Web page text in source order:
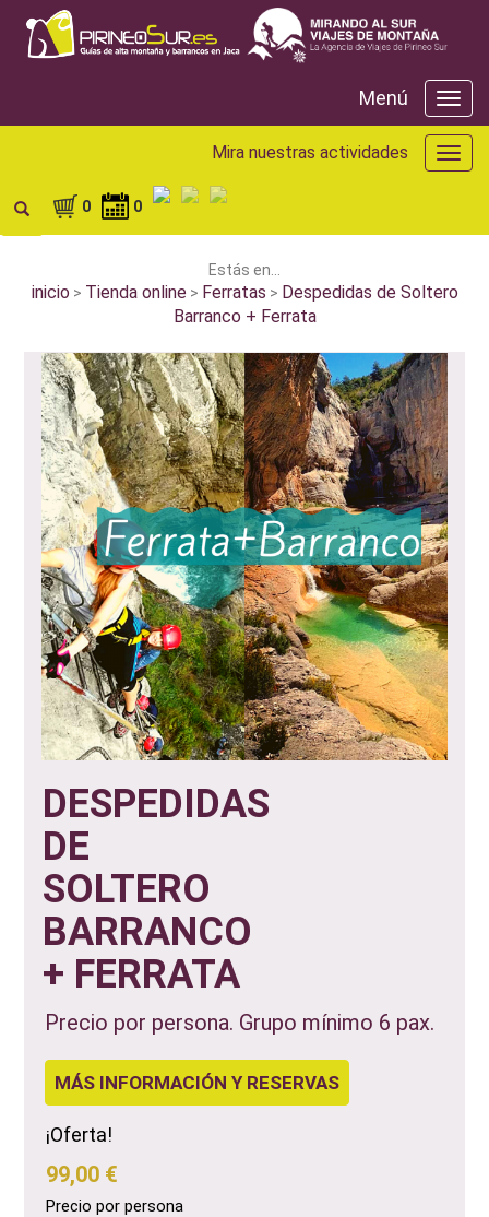
Menú
Menú
Mira
Mira nuestras actividades
0 0
Estás en...
inicio > Tienda online> Ferratas > Despedidas de Soltero
Barranco + Ferrata
DESPEDIDAS
DE
SOLTERO
BARRANCO
+ FERRATA
Precio por persona. Grupo mínimo 6 pax.
MÁS INFORMACIÓN Y RESERVAS
¡Oferta!
99,00 €
Precio por persona